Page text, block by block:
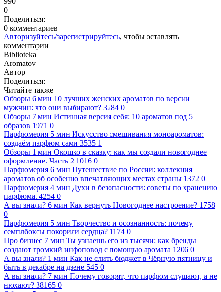
0
Поделиться:
0 комментариев
Авторизуйтесь/зарегистрируйтесь, чтобы оставлять
комментарии
Biblioteka
Aromatov
Автор
Поделиться:
Читайте также
Обзоры 6 мин 10 лучших женских ароматов по версии
мужчин: что они выбирают? 3284 0
Обзоры 7 мин Истинная версия себя: 10 ароматов под 5
образов 1971 0
Парфюмерия 5 мин Искусство смешивания моноароматов:
cоздаём парфюм сами 3535 1
Обзоры 1 мин Окошко в сказку: как мы создали новогоднее
оформление. Часть 2 1016 0
Парфюмерия 6 мин Путешествие по России: коллекция
ароматов об особенно впечатляющих местах страны 1372 0
Парфюмерия 4 мин Духи в безопасности: советы по хранению
парфюма. 4254 0
А вы знали? 6 мин Как вернуть Новогоднее настроение? 1758
0
Парфюмерия 5 мин Творчество и осознанность: почему
семплбоксы покорили сердца? 1174 0
Про бизнес 7 мин Ты узнаешь его из тысячи: как бренды
создают громкий инфоповод с помощью аромата 1206 0
А вы знали? 1 мин Как не слить бюджет в Чёрную пятницу и
быть в декабре на дзене 545 0
А вы знали? 7 мин Почему говорят, что парфюм слушают, а не
нюхают? 38165 0